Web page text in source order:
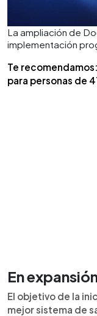
La ampliación de
implementación
Te
para personas de
En
El objetivo de la
mejor sistema de